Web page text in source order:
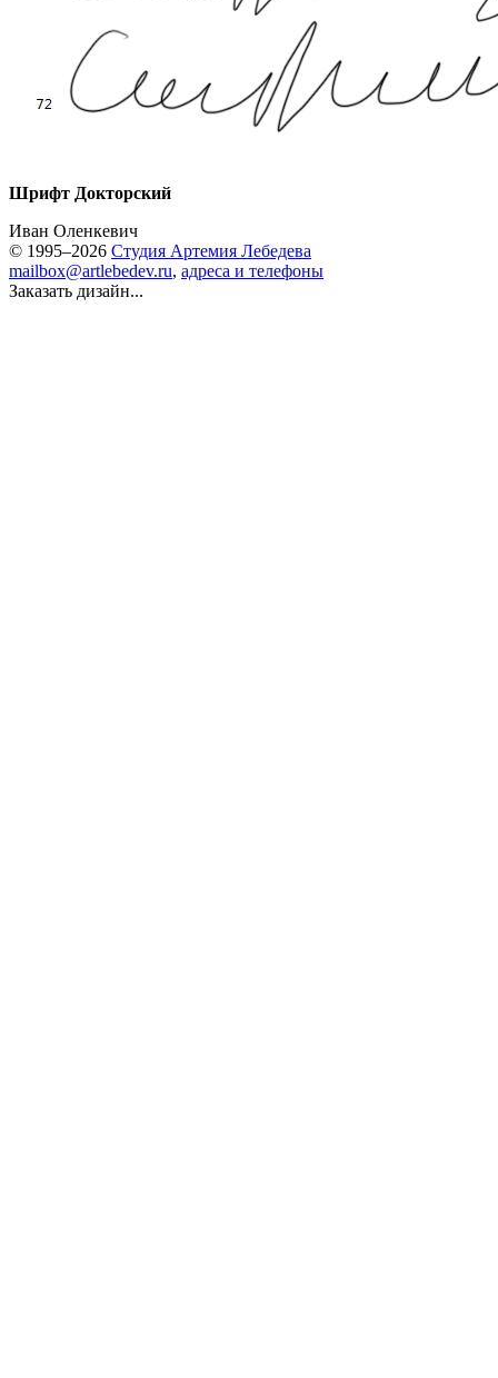
Шрифт Докторский
Иван Оленкевич
© 1995–2026 Студия Артемия Лебедева
mailbox@artlebedev.ru, адреса и телефоны
Заказать дизайн...